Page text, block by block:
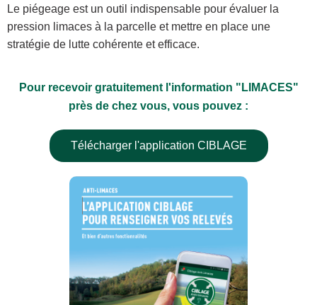
Le piégeage est un outil indispensable pour évaluer la
pression limaces à la parcelle et mettre en place une
stratégie de lutte cohérente et efficace.
Pour recevoir gratuitement l'information "LIMACES"
près de chez vous, vous pouvez :
Télécharger l'application CIBLAGE